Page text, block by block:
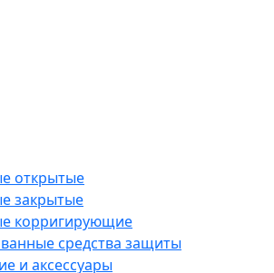
открытые
закрытые
корригирующие
средства защиты
и аксессуары